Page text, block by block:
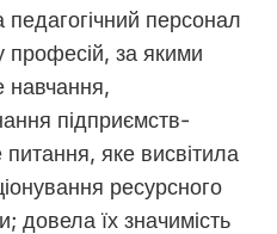
педагогічний персонал
професій, за якими
навчання,
підприємств-
яке висвітила
ресурсного
довела їх значимість